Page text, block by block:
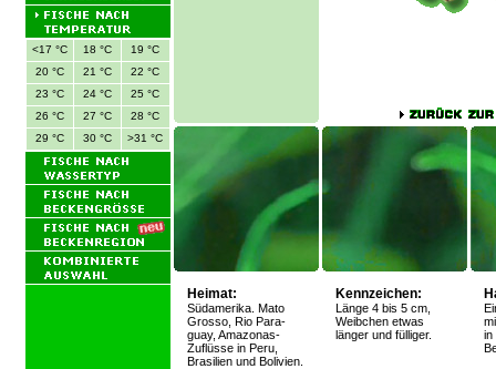
<17 °C 18 °C
19 °C
20 °C
21 °C
22 °C
23 °C
24 °C
25 °C
26 °C
27 °C
28 °C
29 °C
30 °C >31 °C
Heimat:
Südamerika. Mato
Grosso, Rio Para-
guay, Amazonas-
Zuflüsse in Peru,
Brasilien und Bolivien.
Kennzeichen:
Länge 4 bis 5 cm,
Weibchen etwas
länger und fülliger.
in